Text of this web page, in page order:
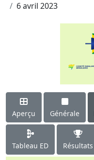
6 avril 2023
Aperçu Générale
Tableau ED Résultats